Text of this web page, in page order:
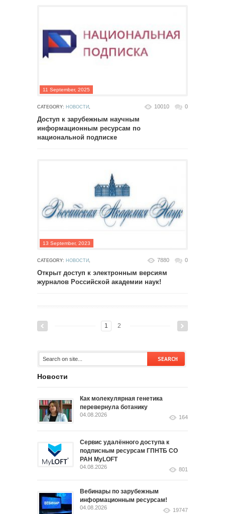
11 September, 2025
CATEGORY: НОВОСТИ 10010 0
Доступ к зарубежным научным
информационным ресурсам по
национальной подписке
13 September, 2023
CATEGORY: НОВОСТИ 7880 0
Открыт доступ к электронным версиям
журналов Российской академии наук!
1 2
Новости
Как молекулярная генетика
перевернула ботанику
04.08.2026 164
Сервис удалённого доступа к
подписным ресурсам ГПНТБ СО
РАН MyLOFT
04.08.2026 801
Вебинары по зарубежным
информационным ресурсам!
04.08.2026 19747